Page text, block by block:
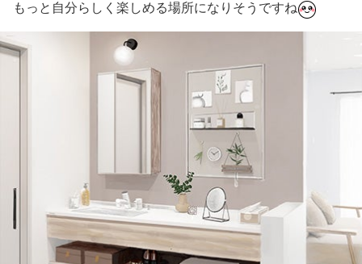
もっと自分らしく楽しめる場所になりそうですね